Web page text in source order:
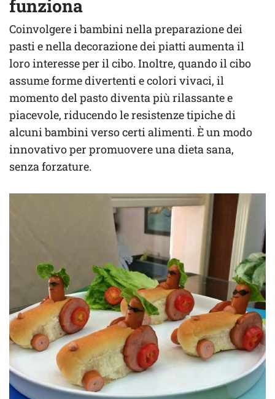
funziona
Coinvolgere i bambini nella preparazione dei
pasti e nella decorazione dei piatti aumenta il
loro interesse per il cibo. Inoltre, quando il cibo
assume forme divertenti e colori vivaci, il
momento del pasto diventa più rilassante e
piacevole, riducendo le resistenze tipiche di
alcuni bambini verso certi alimenti. È un modo
innovativo per promuovere una dieta sana,
senza forzature.